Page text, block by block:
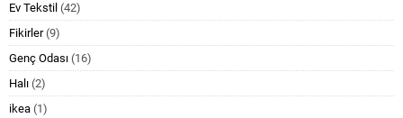
Ev Tekstil (42)
Fikirler(9)
Genç Odası (16)
Halı (2)
ikea (1)